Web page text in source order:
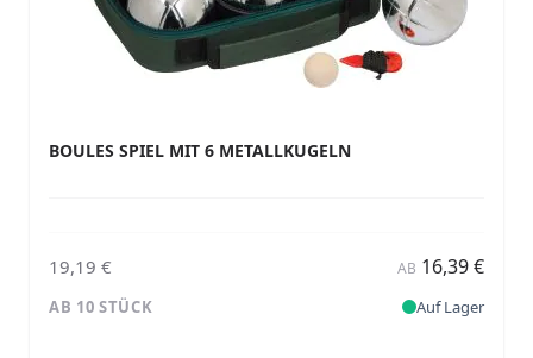
BOULES SPIEL MIT 6 METALLKUGELN
19,19 € AB 16,39 €
AB 10 STÜCK Auf Lager